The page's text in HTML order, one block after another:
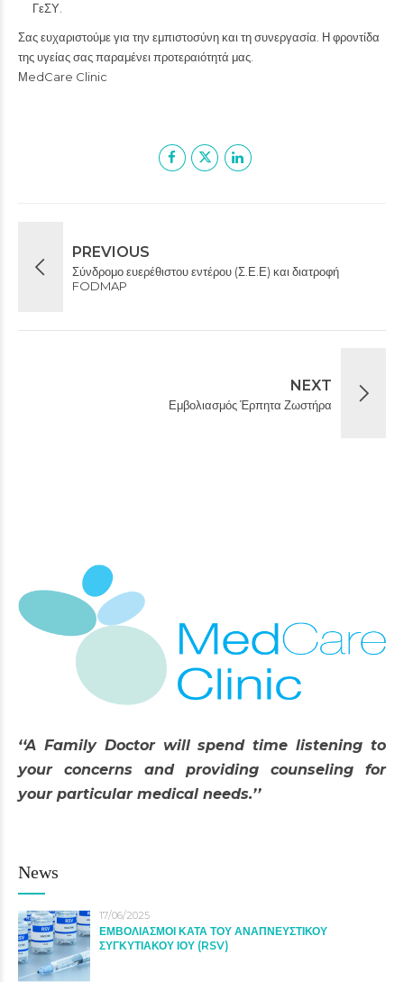
ΓεΣΥ.
Σας ευχαριστούμε για την εμπιστοσύνη και τη συνεργασία. Η φροντίδα
της υγείας σας παραμένει προτεραιότητά μας.
ΜedCare Clinic
PREVIOUS
Σύνδρομο ευερέθιστου εντέρου (Σ.Ε.Ε) και διατροφή
FODMAP
NEXT
Εμβολιασμός Έρπητα Ζωστήρα
‘‘A Family Doctor will spend time listening to
your concerns and providing counseling for
your particular medical needs.’’
News
17/06/2025
ΕΜΒΟΛΙΑΣΜΟΙ ΚΑΤΑ ΤΟΥ ΑΝΑΠΝΕΥΣΤΙΚΟΥ
ΣΥΓΚΥΤΙΑΚΟΥ ΙΟΥ (RSV)